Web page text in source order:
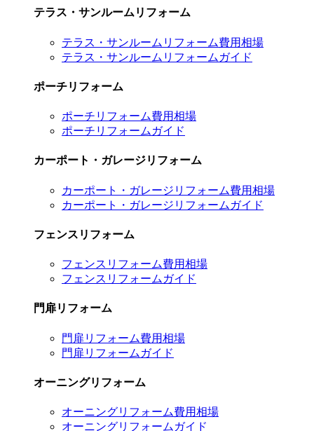
テラス・サンルームリフォーム
テラス・サンルームリフォーム費用相場
テラス・サンルームリフォームガイド
ポーチリフォーム
ポーチリフォーム費用相場
ポーチリフォームガイド
カーポート・ガレージリフォーム
カーポート・ガレージリフォーム費用相場
カーポート・ガレージリフォームガイド
フェンスリフォーム
フェンスリフォーム費用相場
フェンスリフォームガイド
門扉リフォーム
門扉リフォーム費用相場
門扉リフォームガイド
オーニングリフォーム
オーニングリフォーム費用相場
オーニングリフォームガイド